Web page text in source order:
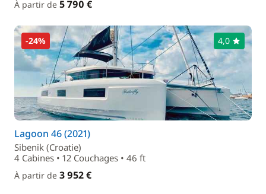
À partir de 5 790 €
-24% 4,0
Lagoon 46 (2021)
Sibenik (Croatie)
4 Cabines • 12 Couchages • 46 ft
À partir de 3 952 €